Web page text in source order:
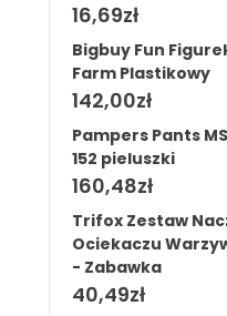
16,69zł
Bigbuy Fun
Farm Plastikowy
142,00zł
Pampers Pants
152 pieluszki
160,48zł
Trifox Zestaw
Ociekaczu
- Zabawka
40,49zł